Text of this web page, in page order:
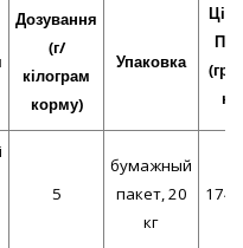
Дозування
(г/
кілограм
корму)
Упаковка
кг)
5
бумажный
пакет, 20
кг